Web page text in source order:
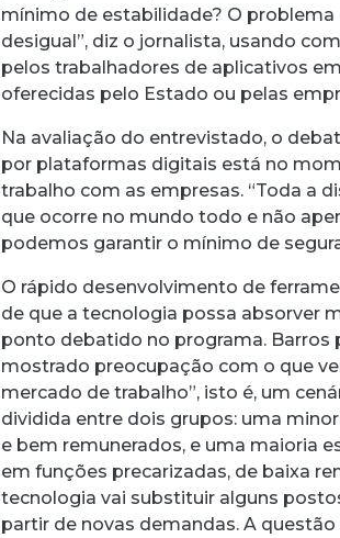
mínimo de estabilidade? O
desigual”, diz o jornalista, usando
pelos trabalhadores de aplicativos
oferecidas pelo Estado ou pelas
Na avaliação do entrevistado, o
por plataformas digitais está no
trabalho com as empresas. “Toda a
que ocorre no mundo todo e não
podemos garantir o mínimo de
O rápido desenvolvimento de
de que a tecnologia possa absorver
ponto debatido no programa.
mostrado preocupação com o que
mercado de trabalho”, isto é, um
dividida entre dois grupos: uma
e bem remunerados, e uma maioria
em funções precarizadas, de baixa
tecnologia vai substituir alguns
partir de novas demandas. A